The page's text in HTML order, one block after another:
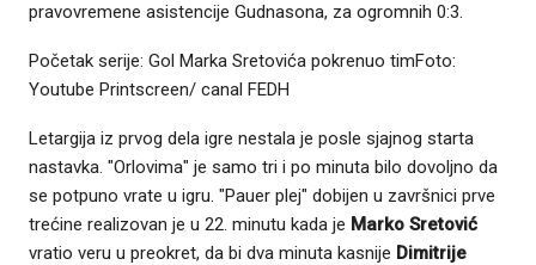
pravovremene asistencije Gudnasona, za ogromnih 0:3.
Početak serije: Gol Marka Sretovića pokrenuo timFoto:
Youtube Printscreen/ canal FEDH
Letargija iz prvog dela igre nestala je posle sjajnog starta
nastavka. "Orlovima" je samo tri i po minuta bilo dovoljno da
se potpuno vrate u igru. "Pauer plej" dobijen u završnici prve
trećine realizovan je u 22. minutu kada je Marko Sretović
vratio veru u preokret, da bi dva minuta kasnije Dimitrije